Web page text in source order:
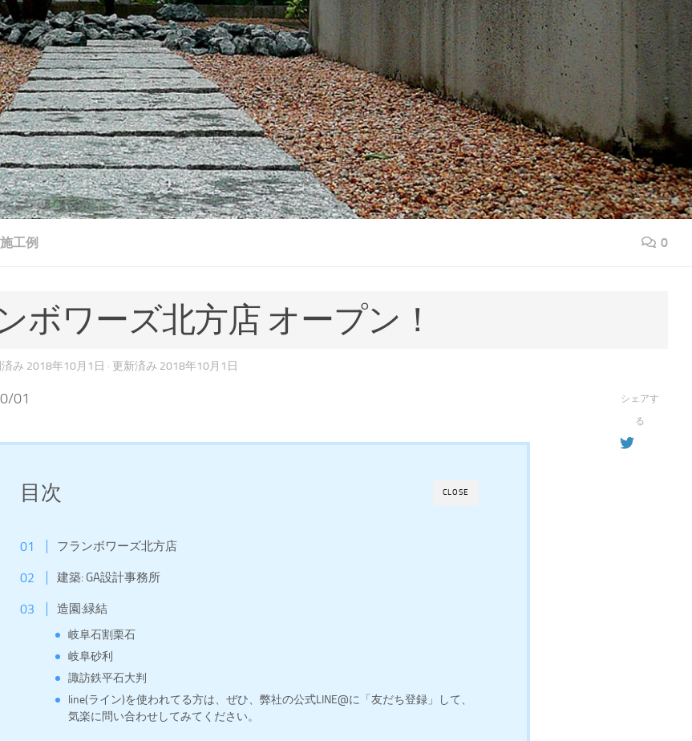
施工例 0
ボワーズ北方店 オープン！
済み 2018年10月1日 · 更新済み 2018年10月1日
01
CLOSE
目次
フランボワーズ北方店
建築: GA設計事務所
造園:緑結
岐阜石割栗石
岐阜砂利
諏訪鉄平石大判
line(ライン)を使われてる方は、ぜひ、弊社の公式LINE@に「友だち登録」して、
気楽に問い合わせしてみてください。
シェアす
る